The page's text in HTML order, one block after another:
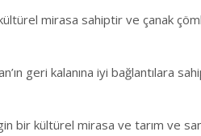
mirasa sahiptir ve çanak
geri kalanına iyi bağlantılara
bir kültürel mirasa ve tarım ve